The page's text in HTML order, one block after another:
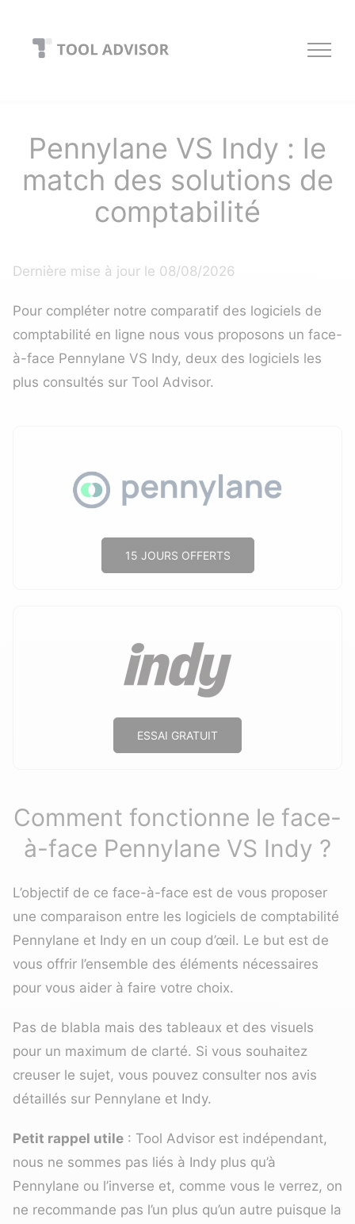
content
Pennylane VS Indy : le
match des solutions de
comptabilité
Dernière mise à jour le 08/08/2026
Pour compléter notre comparatif des logiciels de
comptabilité en ligne nous vous proposons un face-
à-face Pennylane VS Indy, deux des logiciels les
plus consultés sur Tool Advisor.
15 JOURS OFFERTS
ESSAI GRATUIT
Comment fonctionne le face-
à-face Pennylane VS Indy ?
L’objectif de ce face-à-face est de vous proposer
une comparaison entre les logiciels de comptabilité
Pennylane et Indy en un coup d’œil. Le but est de
vous offrir l’ensemble des éléments nécessaires
pour vous aider à faire votre choix.
Pas de blabla mais des tableaux et des visuels
pour un maximum de clarté. Si vous souhaitez
creuser le sujet, vous pouvez consulter nos avis
détaillés sur Pennylane et Indy.
Petit rappel utile : Tool Advisor est indépendant,
nous ne sommes pas liés à Indy plus qu’à
Pennylane ou l’inverse et, comme vous le verrez, on
ne recommande pas l’un plus qu’un autre puisque la